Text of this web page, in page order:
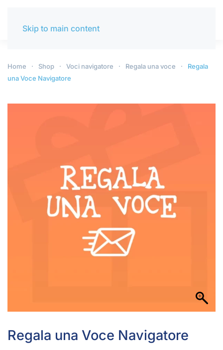
Skip to main content
Home Shop Voci navigatore Regala una voce
Regala
una Voce Navigatore
Regala una Voce Navigatore